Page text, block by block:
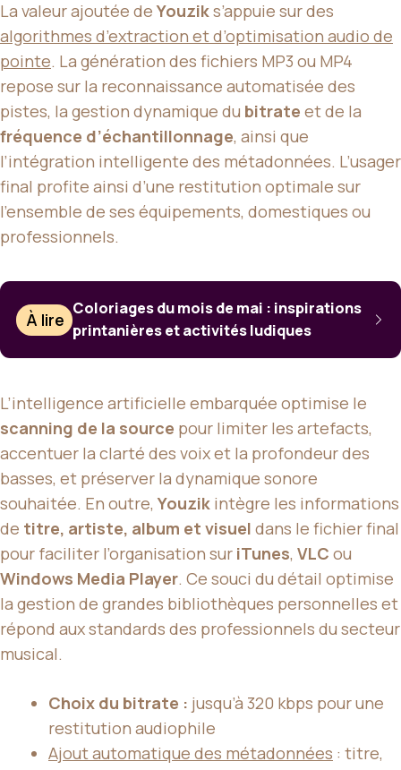
La valeur ajoutée de Youziks’appuie sur des
algorithmes d’extraction et d’optimisation audio de
pointe. La génération des fichiers MP3 ou MP4
repose sur la reconnaissance automatisée des
pistes, la gestion dynamique du bitrate et de la
fréquence d’échantillonnage, ainsi que
l’intégration intelligente des métadonnées. L’usager
final profite ainsi d’une restitution optimale sur
l’ensemble de ses équipements, domestiques ou
professionnels.
À lire
Coloriages du mois de mai : inspirations
printanières et activités ludiques
L’intelligence artificielle embarquée optimise le
scanning de la source pour limiter les artefacts,
accentuer la clarté des voix et la profondeur des
basses, et préserver la dynamique sonore
souhaitée. En outre, Youzik intègre les informations
de titre, artiste, album et visuel dans le fichier final
pour faciliter l’organisation sur iTunes, VLC ou
Windows Media Player. Ce souci du détail optimise
la gestion de grandes bibliothèques personnelles et
répond aux standards des professionnels du secteur
musical.
Choix du bitrate : jusqu’à 320 kbps pour une
restitution audiophile
Ajout automatique des métadonnées : titre,